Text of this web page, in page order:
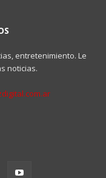
entretenimiento. Le
noticias.